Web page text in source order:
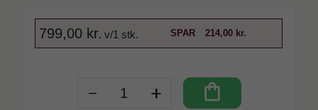
799,00 kr. v/1 stk. SPAR 214,00 kr.
- + shopping_bag